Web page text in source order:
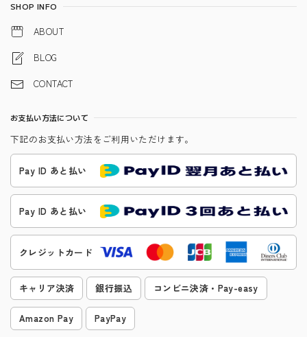
SHOP INFO
ABOUT
BLOG
CONTACT
お支払い方法について
下記のお支払い方法をご利用いただけます。
Pay ID あと払い
Pay ID あと払い
クレジットカード
キャリア決済 銀行振込 コンビニ決済・Pay-easy
Amazon Pay PayPay